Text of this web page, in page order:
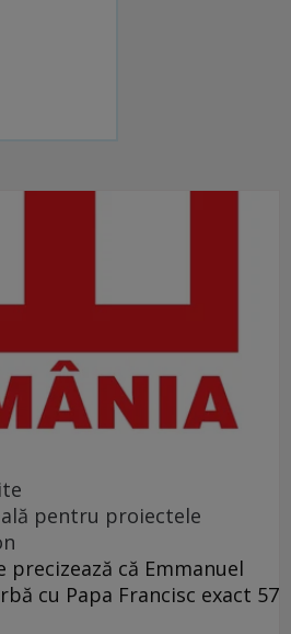
pentru proiectele
precizează că Emmanuel
cu Papa Francisc exact 57